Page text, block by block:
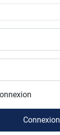
Connexion